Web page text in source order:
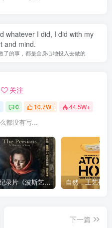
whatever I did, I did with my
and mind.
了的事，都是全身心地投入去做的
关注
0 10.7W+ 44.5W+
都没有写...
艺术纪录片《波斯艺术 Art of Persia》下载
下一篇